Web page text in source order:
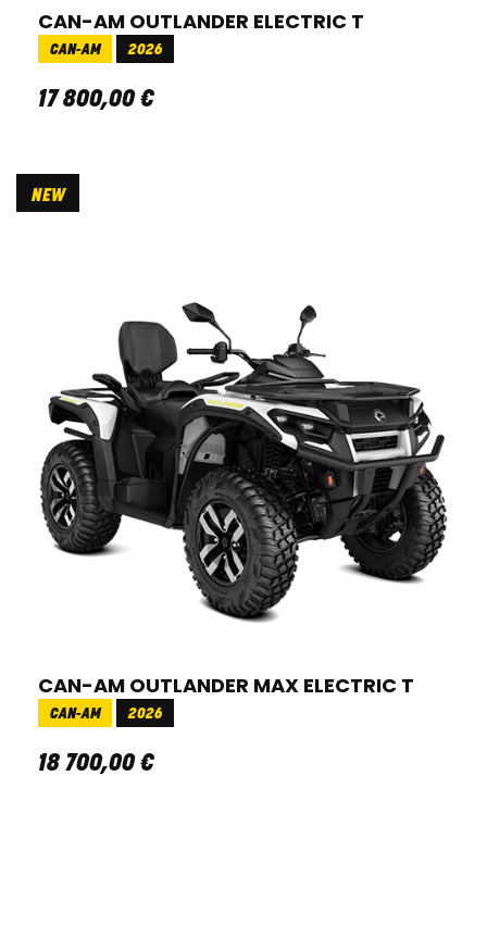
CAN-AM OUTLANDER ELECTRIC T
CAN-AM 2026
17 800,00€
NEW
CAN-AM OUTLANDER MAX ELECTRIC T
CAN-AM 2026
18 700,00€